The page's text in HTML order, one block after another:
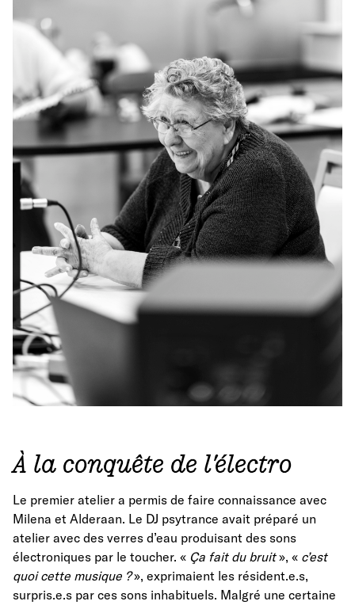
À la conquête de l'électro
Le premier atelier a permis de faire connaissance avec
Milena et Alderaan. Le DJ psytrance avait préparé un
atelier avec des verres d’eau produisant des sons
électroniques par le toucher. « Ça fait du bruit», « c’est
quoi cette musique ?», exprimaient les résident.e.s,
surpris.e.s par ces sons inhabituels. Malgré une certaine